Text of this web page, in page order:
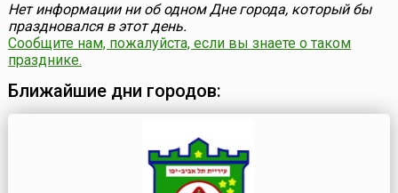
Нет информации ни об одном Дне города, который бы
праздновался в этот день.
Сообщите нам, пожалуйста, если вы знаете о таком
празднике.
Ближайшие дни городов: